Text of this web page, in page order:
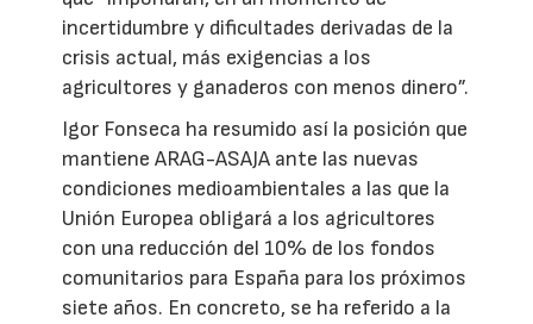
incertidumbre y dificultades derivadas de la
crisis actual, más exigencias a los
agricultores y ganaderos con menos dinero”.
Igor Fonseca ha resumido así la posición que
mantiene ARAG-ASAJA ante las nuevas
condiciones medioambientales a las que la
Unión Europea obligará a los agricultores
con una reducción del 10% de los fondos
comunitarios para España para los próximos
siete años. En concreto, se ha referido a la